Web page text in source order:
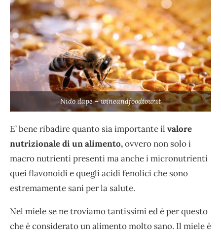
Nido dape – wineandfoodtour.it
E’ bene ribadire quanto sia importante il valore
nutrizionale di un alimento,ovvero non solo i
macro nutrienti presenti ma anche i micronutrienti
quei flavonoidi e quegli acidi fenolici che sono
estremamente sani per la salute.
Nel miele se ne troviamo tantissimi ed è per questo
che è considerato un alimento molto sano. Il miele è